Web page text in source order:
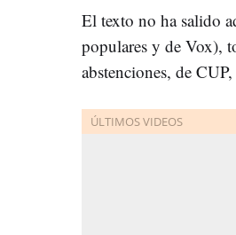
El texto no ha salido
populares y de Vox),
abstenciones, de